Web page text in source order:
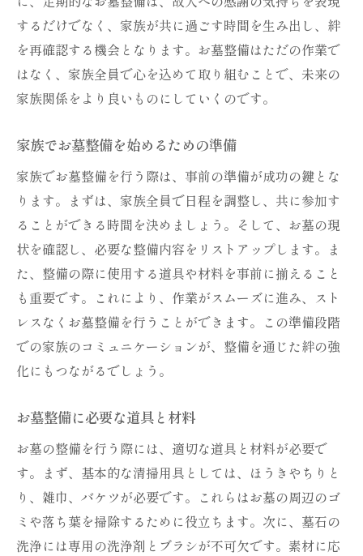
美しいお墓のためのデザインの考え方
季節ごとの花でお墓を彩る
お墓の美化が家族に与える癒し
一緒に整備することで家族の心をつなぐ
お墓が家族に与える心の豊かさ
未来に残すお墓整備家族の歴史を紡ぐ
家族の歴史をお墓で感じる
お墓整備で後世に伝える大切な価値
未来の世代へ残すお墓の意義
お墓整備が家族の歴史を紡ぐ理由
家族の伝統をお墓で継承する方法
未来に向けたお墓整備の計画
心に響くお墓整備のアイデア家族の絆を再確認
家族で楽しむお墓整備のアイデア集
お墓整備を通じた家族の絆の再確認
感動を生むお墓整備のストーリー
お墓整備で家族の思いを共有する
心に響くお墓整備の実例
するだけでなく、家族が共に過ごす時間を生み出し、絆
を再確認する機会となります。お墓整備はただの作業で
はなく、家族全員で心を込めて取り組むことで、未来の
家族関係をより良いものにしていくのです。
家族でお墓整備を始めるための準備
家族でお墓整備を行う際は、事前の準備が成功の鍵とな
ります。まずは、家族全員で日程を調整し、共に参加す
ることができる時間を決めましょう。そして、お墓の現
状を確認し、必要な整備内容をリストアップします。ま
た、整備の際に使用する道具や材料を事前に揃えること
も重要です。これにより、作業がスムーズに進み、スト
レスなくお墓整備を行うことができます。この準備段階
での家族のコミュニケーションが、整備を通じた絆の強
化にもつながるでしょう。
お墓整備に必要な道具と材料
お墓の整備を行う際には、適切な道具と材料が必要で
す。まず、基本的な清掃用具としては、ほうきやちりと
り、雑巾、バケツが必要です。これらはお墓の周辺のゴ
ミや落ち葉を掃除するために役立ちます。次に、墓石の
洗浄には専用の洗浄剤とブラシが不可欠です。素材に応